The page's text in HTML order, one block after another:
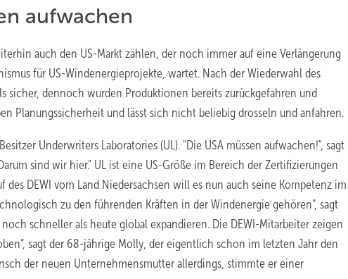
aufwachen
auch den US-Markt zählen, der noch immer auf eine Verlängerung
für US-Windenergieprojekte, wartet. Nach der Wiederwahl des
sicher, dennoch wurden Produktionen bereits zurückgefahren und
Planungssicherheit und lässt sich nicht beliebig drosseln und anfahren.
Underwriters Laboratories (UL). "Die USA müssen aufwachen!", sagt
sind wir hier." UL ist eine US-Größe im Bereich der Zertifizierungen
DEWI vom Land Niedersachsen will es nun auch seine Kompetenz im
zu den führenden Kräften in der Windenergie gehören“, sagt
schneller als heute global expandieren. Die DEWI-Mitarbeiter zeigen
sagt der 68-jährige Molly, der eigentlich schon im letzten Jahr den
der neuen Unternehmensmutter allerdings, stimmte er einer